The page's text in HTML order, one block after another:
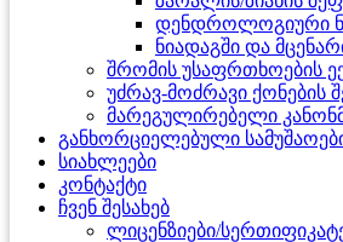
დენდროლოგიური
ნიადაგში და
შრომის უსაფრთხოების
უძრავ-მოძრავი ქონების
მარეგულირებელი
განხორციელებული
სიახლეები
კონტაქტი
ჩვენ შესახებ
ლიცენზიები/